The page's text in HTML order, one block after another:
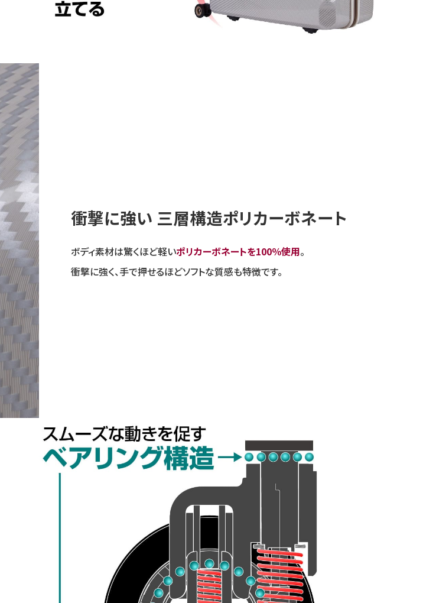
衝撃に強い 三層構造ポリカーボネート
ボディ素材は驚くほど軽いポリカーボネートを100％使用。
衝撃に強く、手で押せるほどソフトな質感も特徴です。